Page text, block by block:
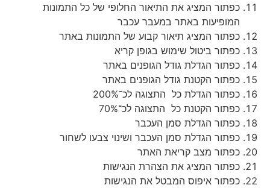
כפתור המציג את התיאור החלופי של כל התמונות
המופיעות באתר במעבר עכבר
כפתור המציג תיאור קבוע של התמונות באתר
כפתור ביטול שימוש בגופן קריא
כפתור הגדלת גודל הגופנים באתר
כפתור הקטנת גודל הגופנים באתר
כפתור הגדלת כל התצוגה לכ־200%
כפתור הקטנת כל התצוגה לכ־70%
כפתור הגדלת סמן העכבר
כפתור הגדלת סמן העכבר ושינוי צבעו לשחור
כפתור מצב קריאת האתר
כפתור המציג את הצהרת הנגישות
כפתור איפוס המבטל את הנגישות